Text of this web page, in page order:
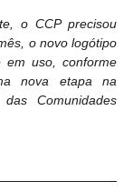
o CCP precisou
o novo logótipo
em uso, conforme
nova etapa na
Comunidades